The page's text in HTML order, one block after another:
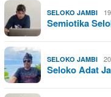
SELOKO JAMBI
Semiotika
SELOKO JAMBI
Seloko Adat